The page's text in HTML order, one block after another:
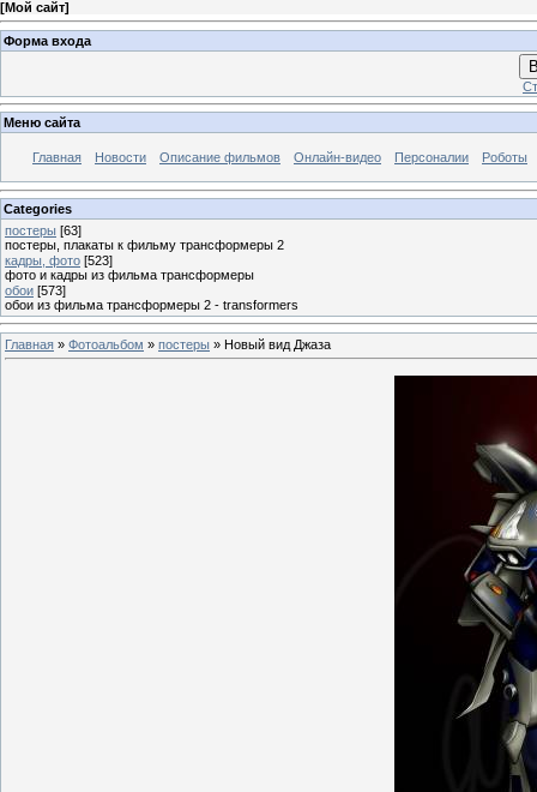
[Мой сайт]
Форма входа
Меню сайта
Главная Новости Описание фильмов Онлайн-видео Персоналии Роботы
Categories
постеры [63]
постеры, плакаты к фильму трансформеры 2
кадры, фото [523]
фото и кадры из фильма трансформеры
обои [573]
обои из фильма трансформеры 2 - transformers
Главная » Фотоальбом » постеры » Новый вид Джаза